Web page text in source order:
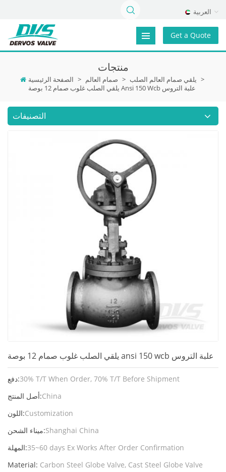
العربية
Get a Quote
منتجات
الصفحة الرئيسية > صمام العالم > يلقي صمام العالم الصلب >
يلقي الصلب غلوب صمام 12 بوصة Ansi 150 Wcb علبة التروس
التصنيفات
يلقي الصلب غلوب صمام 12 بوصة ansi 150 wcb علبة التروس
دفع:30% T/T When Order, 70% T/T Before Shipment
أصل المنتج:China
اللون:Customization
ميناء الشحن:Shanghai China
المهلة:35~60 days Ex Works After Order Confirmation
Material: Carbon Steel Globe Valve, Cast Steel Globe Valve